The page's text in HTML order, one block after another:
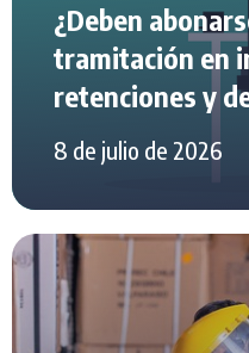
¿Deben
tramitación en
retenciones y
8 de julio de 2026